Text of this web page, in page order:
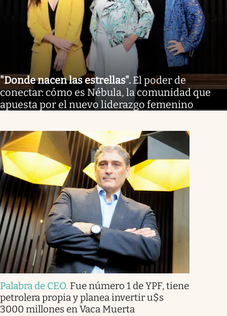
"Donde nacen las estrellas". El poder de
conectar: cómo es Nébula, la comunidad que
apuesta por el nuevo liderazgo femenino
Palabra de CEO. Fue número 1 de YPF, tiene
petrolera propia y planea invertir u$s
3000 millones en Vaca Muerta